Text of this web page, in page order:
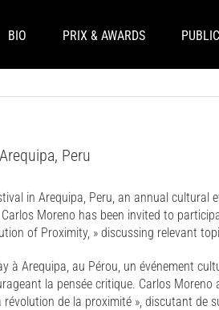
BIO PRIX & AWARDS
Peru
in Arequipa, Peru, an annual
Moreno has been invited to
of Proximity, » discussing relevant
à Arequipa, au Pérou, un événement
la pensée critique. Carlos
de la proximité », discutant de